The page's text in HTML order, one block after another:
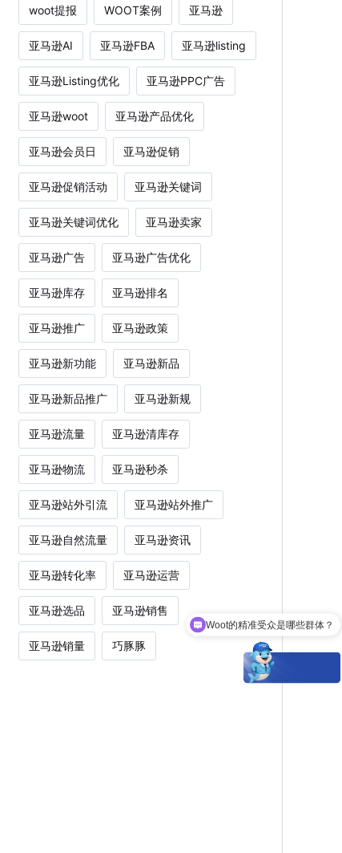
woot提报 WOOT案例 亚马逊
亚马逊AI 亚马逊FBA 亚马逊listing
亚马逊Listing优化 亚马逊PPC广告
亚马逊woot 亚马逊产品优化
亚马逊会员日 亚马逊促销
亚马逊促销活动 亚马逊关键词
亚马逊关键词优化 亚马逊卖家
亚马逊广告 亚马逊广告优化
亚马逊库存 亚马逊排名
亚马逊推广 亚马逊政策
亚马逊新功能 亚马逊新品
亚马逊新品推广 亚马逊新规
亚马逊流量 亚马逊清库存
亚马逊物流 亚马逊秒杀
亚马逊站外引流 亚马逊站外推广
亚马逊自然流量 亚马逊资讯
亚马逊转化率 亚马逊运营
亚马逊选品 亚马逊销售
亚马逊销量 巧豚豚
现在有优惠活动吗？